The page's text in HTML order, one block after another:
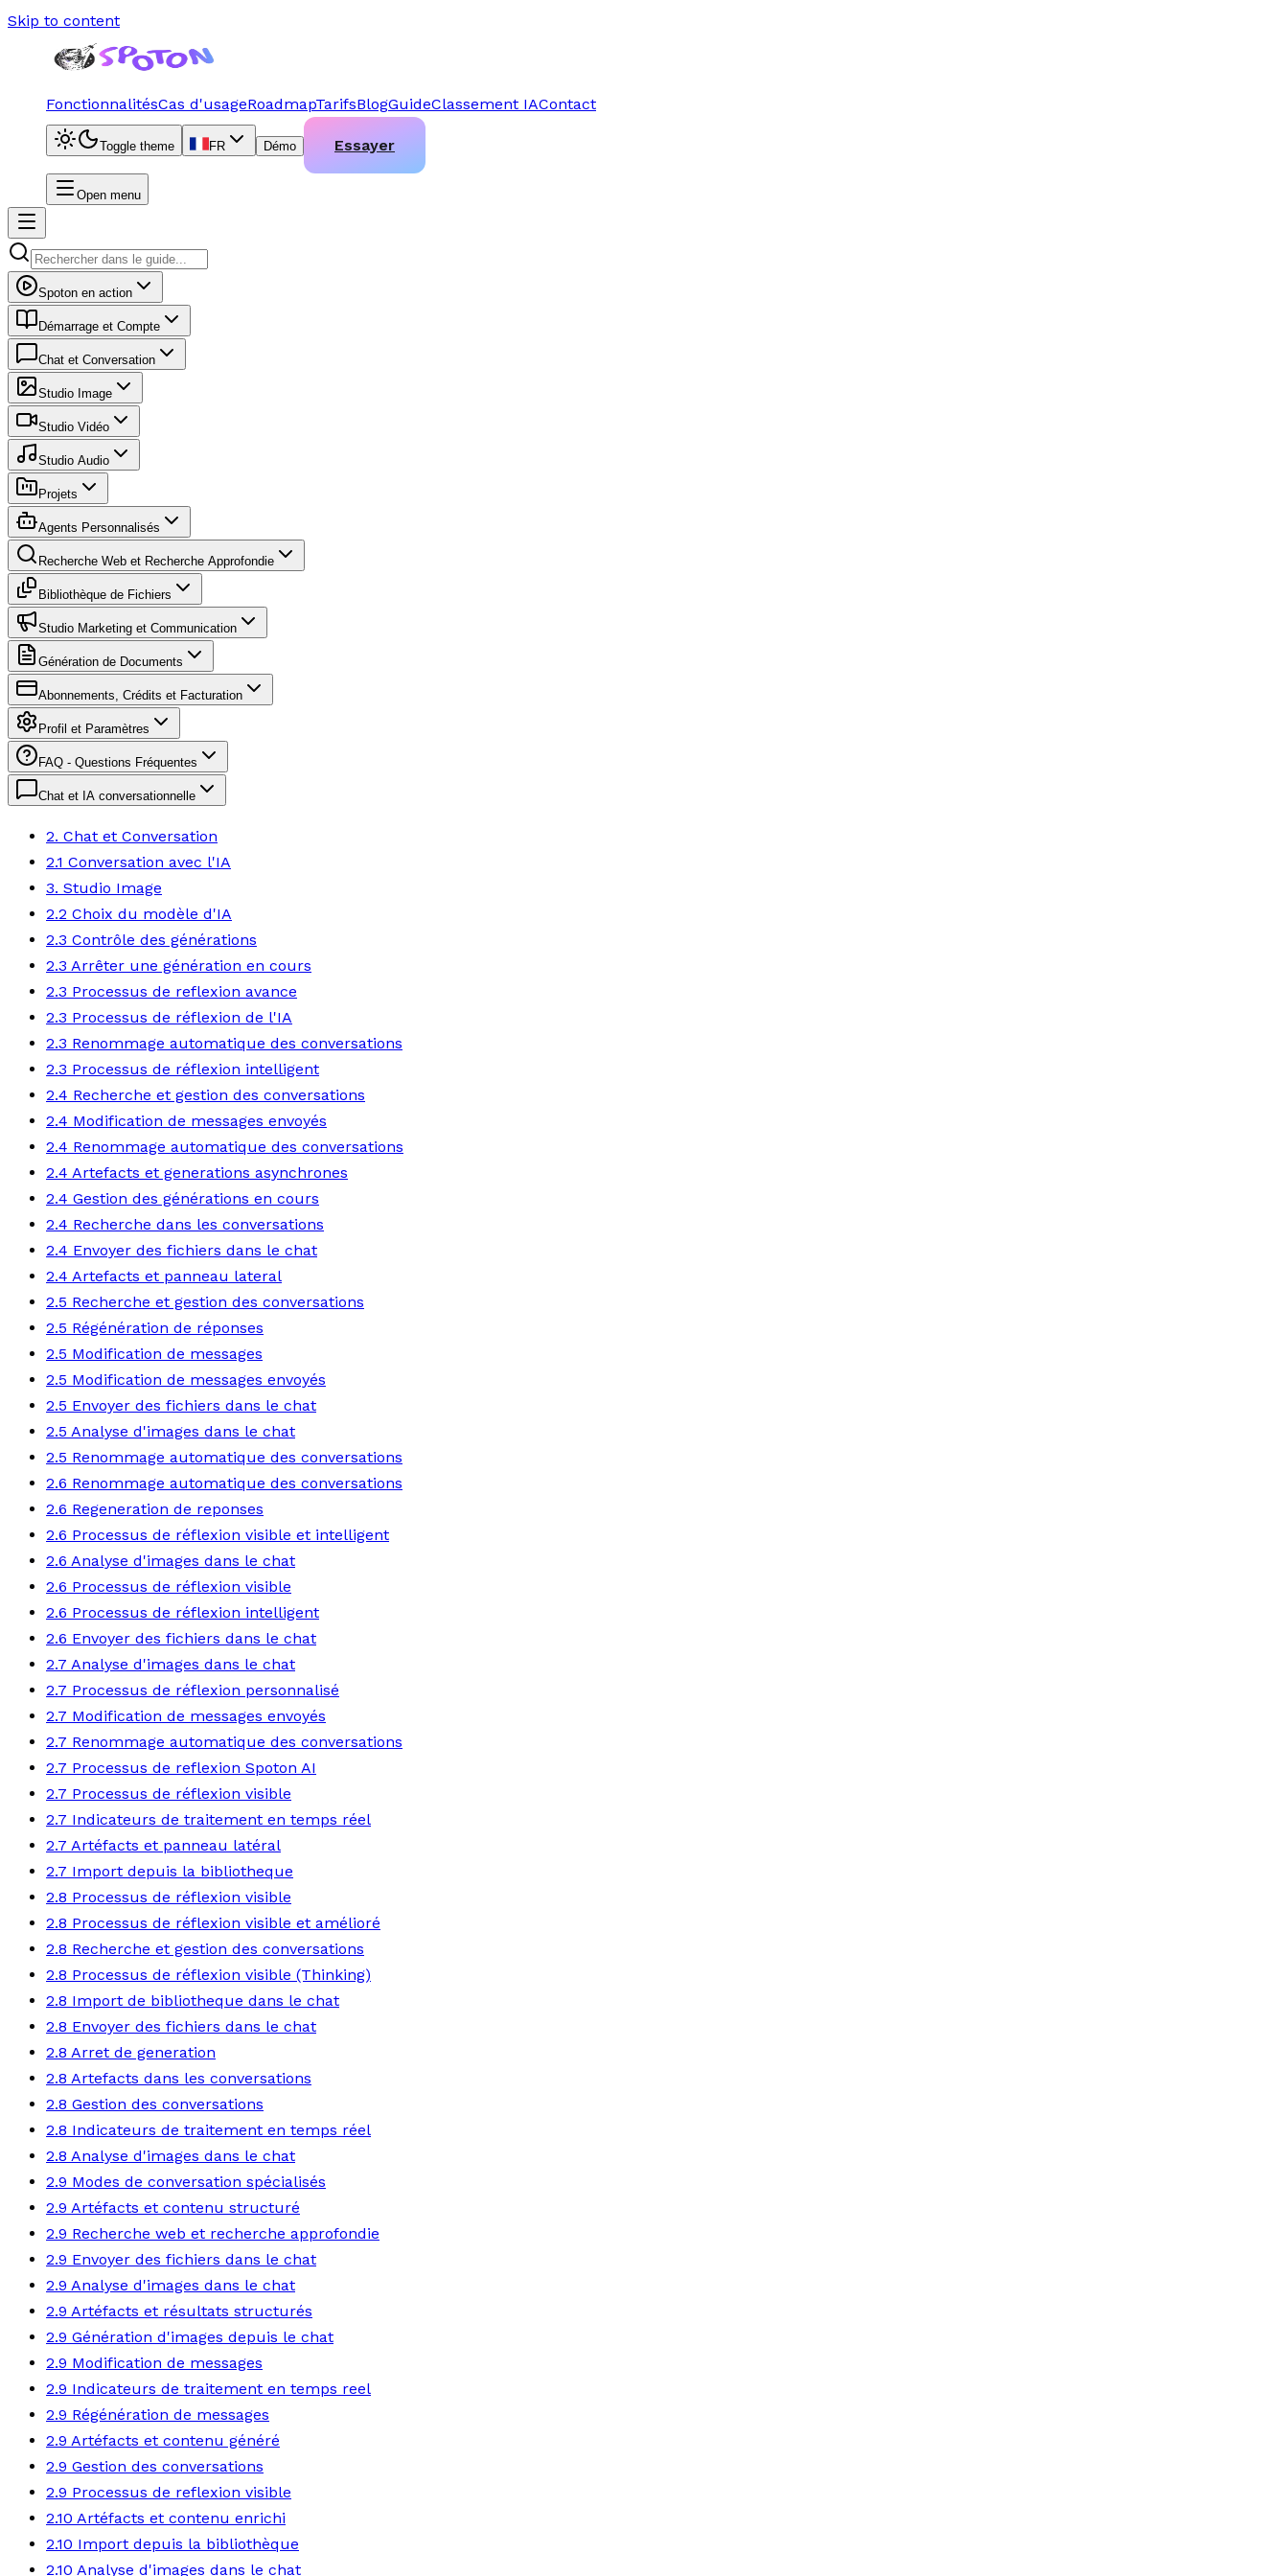
Skip to content
FonctionnalitésCas d'usageRoadmapTarifsBlogGuideClassement IAContact
Toggle theme FR Démo Essayer
Open menu
Spoton en action
Démarrage et Compte
Chat et Conversation
Studio Image
Studio Vidéo
Studio Audio
Projets
Agents Personnalisés
Recherche Web et Recherche Approfondie
Bibliothèque de Fichiers
Studio Marketing et Communication
Génération de Documents
Abonnements, Crédits et Facturation
Profil et Paramètres
FAQ - Questions Fréquentes
Chat et IA conversationnelle
2. Chat et Conversation
2.1 Conversation avec l'IA
3. Studio Image
2.2 Choix du modèle d'IA
2.3 Contrôle des générations
2.3 Arrêter une génération en cours
2.3 Processus de reflexion avance
2.3 Processus de réflexion de l'IA
2.3 Renommage automatique des conversations
2.3 Processus de réflexion intelligent
2.4 Recherche et gestion des conversations
2.4 Modification de messages envoyés
2.4 Renommage automatique des conversations
2.4 Artefacts et generations asynchrones
2.4 Gestion des générations en cours
2.4 Recherche dans les conversations
2.4 Envoyer des fichiers dans le chat
2.4 Artefacts et panneau lateral
2.5 Recherche et gestion des conversations
2.5 Régénération de réponses
2.5 Modification de messages
2.5 Modification de messages envoyés
2.5 Envoyer des fichiers dans le chat
2.5 Analyse d'images dans le chat
2.5 Renommage automatique des conversations
2.6 Renommage automatique des conversations
2.6 Regeneration de reponses
2.6 Processus de réflexion visible et intelligent
2.6 Analyse d'images dans le chat
2.6 Processus de réflexion visible
2.6 Processus de réflexion intelligent
2.6 Envoyer des fichiers dans le chat
2.7 Analyse d'images dans le chat
2.7 Processus de réflexion personnalisé
2.7 Modification de messages envoyés
2.7 Renommage automatique des conversations
2.7 Processus de reflexion Spoton AI
2.7 Processus de réflexion visible
2.7 Indicateurs de traitement en temps réel
2.7 Artéfacts et panneau latéral
2.7 Import depuis la bibliotheque
2.8 Processus de réflexion visible
2.8 Processus de réflexion visible et amélioré
2.8 Recherche et gestion des conversations
2.8 Processus de réflexion visible (Thinking)
2.8 Import de bibliotheque dans le chat
2.8 Envoyer des fichiers dans le chat
2.8 Arret de generation
2.8 Artefacts dans les conversations
2.8 Gestion des conversations
2.8 Indicateurs de traitement en temps réel
2.8 Analyse d'images dans le chat
2.9 Modes de conversation spécialisés
2.9 Artéfacts et contenu structuré
2.9 Recherche web et recherche approfondie
2.9 Envoyer des fichiers dans le chat
2.9 Analyse d'images dans le chat
2.9 Artéfacts et résultats structurés
2.9 Génération d'images depuis le chat
2.9 Modification de messages
2.9 Indicateurs de traitement en temps reel
2.9 Régénération de messages
2.9 Artéfacts et contenu généré
2.9 Gestion des conversations
2.9 Processus de reflexion visible
2.10 Artéfacts et contenu enrichi
2.10 Import depuis la bibliothèque
2.10 Analyse d'images dans le chat